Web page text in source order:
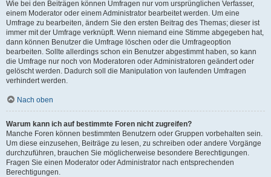
Wie bei den Beiträgen können Umfragen nur vom ursprünglichen Verfasser,
einem Moderator oder einem Administrator bearbeitet werden. Um eine
Umfrage zu bearbeiten, ändern Sie den ersten Beitrag des Themas; dieser ist
immer mit der Umfrage verknüpft. Wenn niemand eine Stimme abgegeben hat,
dann können Benutzer die Umfrage löschen oder die Umfrageoption
bearbeiten. Sollte allerdings schon ein Benutzer abgestimmt haben, so kann
die Umfrage nur noch von Moderatoren oder Administratoren geändert oder
gelöscht werden. Dadurch soll die Manipulation von laufenden Umfragen
verhindert werden.
Nach oben
Warum kann ich auf bestimmte Foren nicht zugreifen?
Manche Foren können bestimmten Benutzern oder Gruppen vorbehalten sein.
Um diese einzusehen, Beiträge zu lesen, zu schreiben oder andere Vorgänge
durchzuführen, brauchen Sie möglicherweise besondere Berechtigungen.
Fragen Sie einen Moderator oder Administrator nach entsprechenden
Berechtigungen.